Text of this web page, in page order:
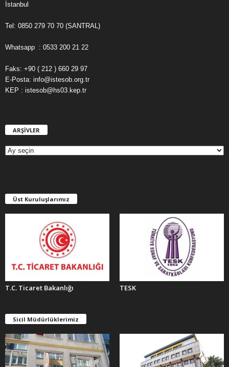
İstanbul
Tel: 0850 279 70 70 (SANTRAL)
Whatsapp : 0533 200 21 22
Faks: +90 ( 212 ) 660 29 97
E-Posta: info@istesob.org.tr
KEP : istesob@hs03.kep.tr
ARŞİVLER
E
R
Üst Kuruluşlarımız
T.C. Ticaret Bakanlığı TESK
Sicil Müdürlüklerimiz